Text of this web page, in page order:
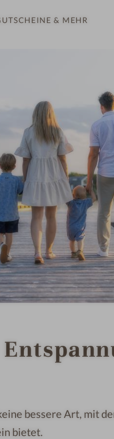
& MEHR
bessere Art, mit
bietet.